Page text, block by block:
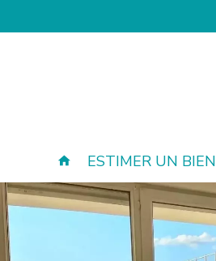
ESTIMER UN BIEN